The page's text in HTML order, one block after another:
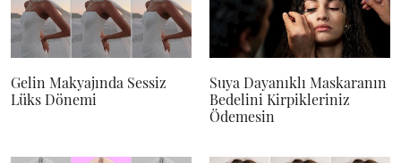
Gelin Makyajında Sessiz
Lüks Dönemi
Suya Dayanıklı Maskaranın
Bedelini Kirpikleriniz
Ödemesin